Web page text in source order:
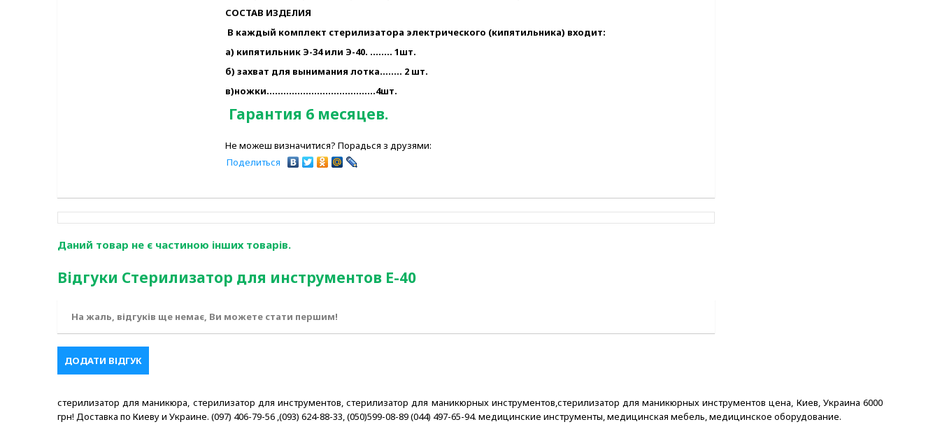
СОСТАВ ИЗДЕЛИЯ
В каждый комплект стерилизатора электрического (кипятильника) входит:
а) кипятильник Э-34 или Э-40. ........ 1шт.
б) захват для вынимания лотка........ 2 шт.
в)ножки…………………………………4шт.
Гарантия 6 месяцев.
Не можеш визначитися? Порадься з друзями:
Поделиться
Даний товар не є частиною інших товарів.
Відгуки Стерилизатор для инструментов Е-40
На жаль, відгуків ще немає, Ви можете стати першим!
ДОДАТИ ВІДГУК
стерилизатор для маникюра, стерилизатор для инструментов, стерилизатор для маникюрных инструментов,стерилизатор для маникюрных инструментов цена, Киев, Украина 6000
грн! Доставка по Киеву и Украине. (097) 406-79-56 ,(093) 624-88-33, (050)599-08-89 (044) 497-65-94. медицинские инструменты, медицинская мебель, медицинское оборудование.